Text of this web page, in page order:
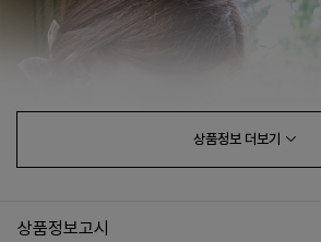
상품정보 더보기
상품정보고시